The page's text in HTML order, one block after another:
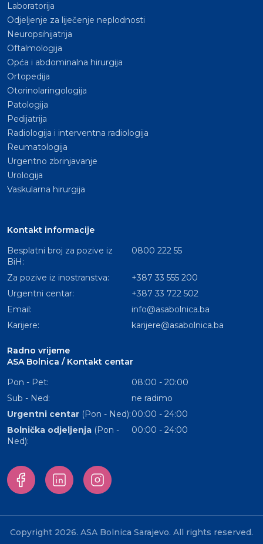
Laboratorija
Odjeljenje za liječenje neplodnosti
Neuropsihijatrija
Oftalmologija
Opća i abdominalna hirurgija
Ortopedija
Otorinolaringologija
Patologija
Pedijatrija
Radiologija i interventna radiologija
Reumatologija
Urgentno zbrinjavanje
Urologija
Vaskularna hirurgija
Kontakt informacije
Besplatni broj za pozive iz
BiH:
0800 222 55
Za pozive iz inostranstva:
+387 33 555 200
Urgentni centar:
+387 33 722 502
Email:
info@asabolnica.ba
Karijere:
karijere@asabolnica.ba
Radno vrijeme
ASA Bolnica / Kontakt centar
Pon - Pet:
08:00 - 20:00
Sub - Ned:
ne radimo
Urgentni centar (Pon - Ned):00:00 - 24:00
Bolnička odjeljenja (Pon -
Ned):
00:00 - 24:00
Copyright 2026. ASA Bolnica Sarajevo. All rights reserved.